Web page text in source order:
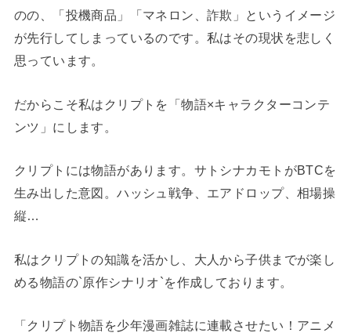
のの、「投機商品」「マネロン、詐欺」というイメージ
が先行してしまっているのです。私はその現状を悲しく
思っています。
だからこそ私はクリプトを「物語×キャラクターコンテ
ンツ」にします。
クリプトには物語があります。サトシナカモトがBTCを
生み出した意図。ハッシュ戦争、エアドロップ、相場操
縦…
私はクリプトの知識を活かし、大人から子供までが楽し
める物語の`原作シナリオ`を作成しております。
「クリプト物語を少年漫画雑誌に連載させたい！アニメ